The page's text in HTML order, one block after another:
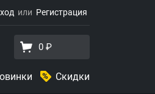
Регистрация
0 ₽
Скидки